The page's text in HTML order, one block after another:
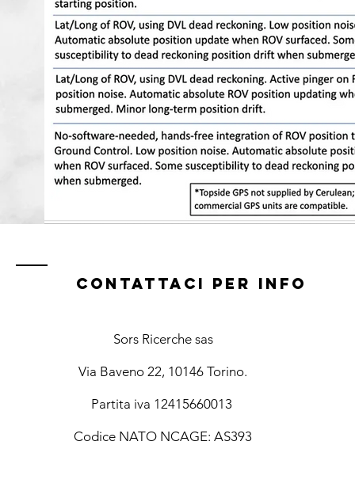
Contattaci per info
Sors Ricerche sas
Via Baveno 22, 10146 Torino.
Partita iva 12415660013
Codice NATO NCAGE: AS393